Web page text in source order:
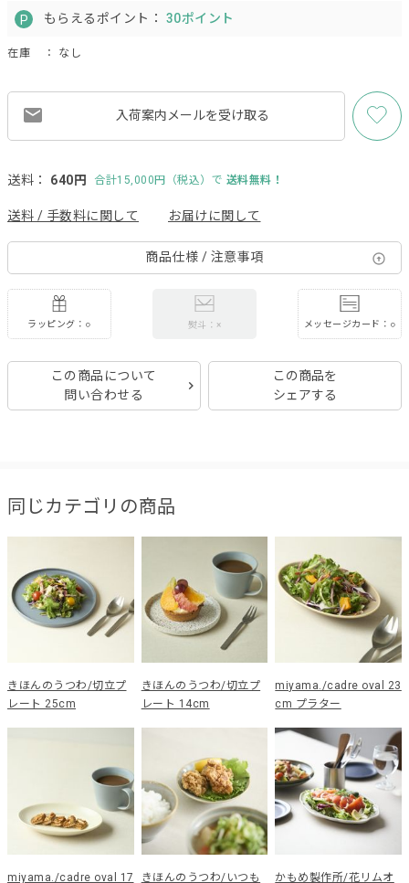
もらえるポイント： 30ポイント
在庫 ： なし
入荷案内メールを受け取る
送料： 640円 合計15,000円（税込）で 送料無料！
送料 / 手数料に関して お届けに関して
商品仕様 / 注意事項
ラッピング：○ 熨斗：× メッセージカード：○
この商品について
問い合わせる
この商品を
シェアする
同じカテゴリの商品
きほんのうつわ/切立プ
レート 25cm
きほんのうつわ/切立プ
レート 14cm
miyama./cadre oval 23
cm プラター
miyama./cadre oval 17
きほんのうつわ/いつも
かもめ製作所/花リムオ